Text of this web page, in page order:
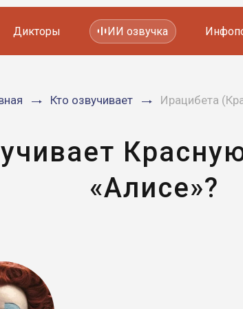
Мультфильмов
Дикторы ИИ озвучка
Кто озвучивает Ирацибета
«Алисе»?